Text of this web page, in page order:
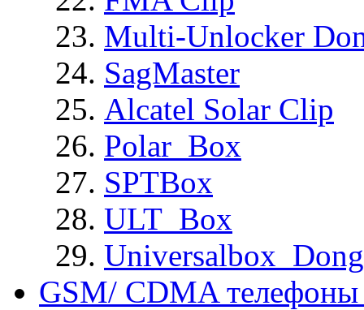
Multi-Unlocker
SagMaster
Alcatel Solar Clip
Polar_Box
SPTBox
ULT_Box
GSM/ CDMA